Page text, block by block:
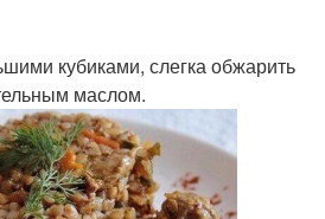
кубиками, слегка обжарить
маслом.